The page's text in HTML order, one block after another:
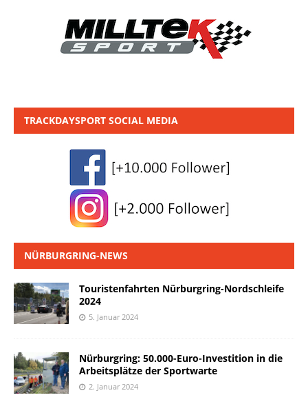
TRACKDAYSPORT SOCIAL MEDIA
NÜRBURGRING-NEWS
Touristenfahrten Nürburgring-Nordschleife
2024
5. Januar 2024
Nürburgring: 50.000-Euro-Investition in die
Arbeitsplätze der Sportwarte
2. Januar 2024